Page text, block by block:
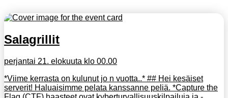
Salagrillit
perjantai 21. elokuuta klo 00.00
*Viime kerrasta on kulunut jo n vuotta..* ## Hei kesäiset
serverit! Haluaisimme pelata kanssanne peliä. *Capture the